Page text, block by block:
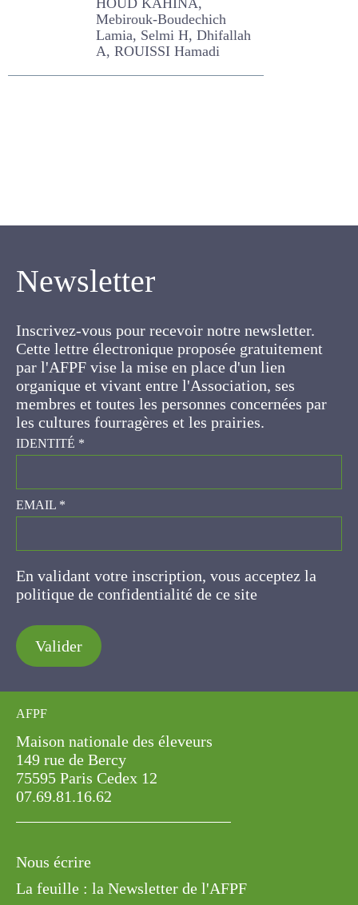
Laadjal A, CHAKER HOUD
KAHINA, Mebirouk-
Boudechich Lamia, Selmi
H, Dhifallah A, ROUISSI
Hamadi
Newsletter
Cette lettre électronique proposée
gratuitement par l'AFPF vise la mise en place
d'un lien organique et vivant entre l'Association,
ses membres et toutes les personnes
concernées par les cultures fourragères et les
prairies.
IDENTITÉ*
EMAIL*
En validant votre inscription, vous acceptez la
politique de confidentialité de ce site
Valider
AFPF
Maison nationale des éleveurs
149 rue de Bercy
75595 Paris Cedex 12
07.69.81.16.62
Nous écrire
La feuille : la Newsletter de l'AFPF